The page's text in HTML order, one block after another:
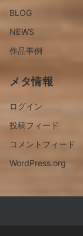
BLOG
NEWS
作品事例
メタ情報
ログイン
投稿フィード
コメントフィード
WordPress.org